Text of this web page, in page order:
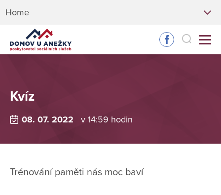
Home
Kvíz
08. 07. 2022 v 14:59 hodin
Trénování paměti nás moc baví